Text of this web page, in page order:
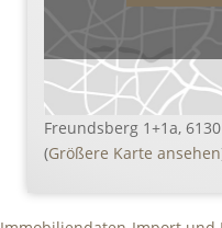
Freundsberg 1+1a,
(Größere Karte ansehen